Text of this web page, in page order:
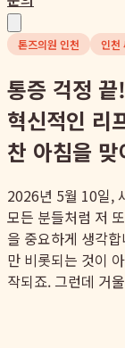
톤즈의원 인천 인천
통증 걱정
혁신적인 리
찬 아침을
2026년 5월 10일,
모든 분들처럼 저
을 중요하게 생각
만 비롯되는 것이
작되죠. 그런데 거